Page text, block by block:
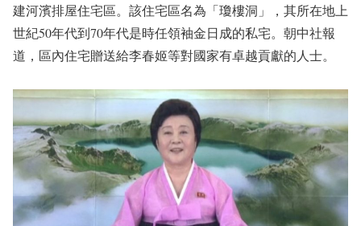
建河濱排屋住宅區。該住宅區名為「瓊樓洞」，其所在地上
世紀50年代到70年代是時任領袖金日成的私宅。朝中社報
道，區內住宅贈送給李春姬等對國家有卓越貢獻的人士。